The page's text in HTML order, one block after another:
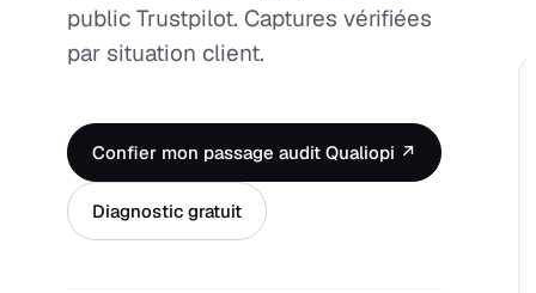
public Trustpilot. Captures vérifiées
par situation client.
Confier mon passage audit Qualiopi ↗
Diagnostic gratuit